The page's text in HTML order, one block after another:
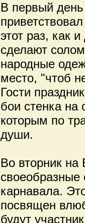
В первый
этот раз, как
сделают
народные
место, "чтоб
Гости
бои стенка на
которым по
души.
Во вторник на
своеобразные
карнавала.
посвящен
будут